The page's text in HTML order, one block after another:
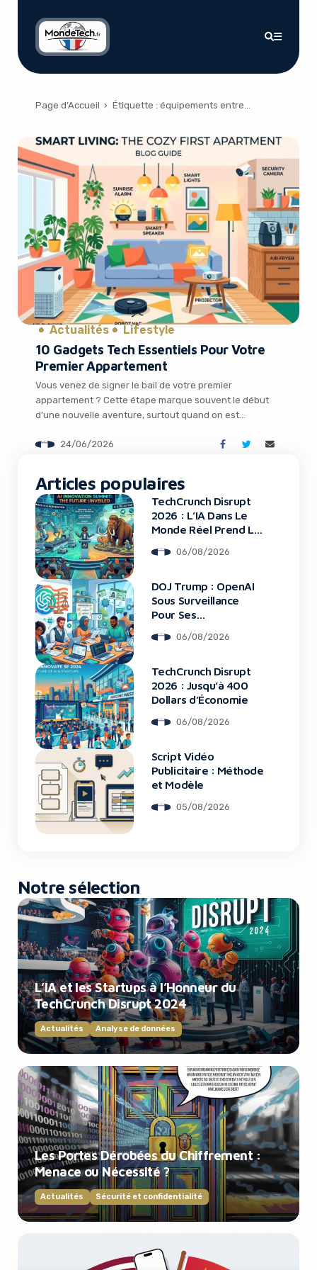
Page d’Accueil › Étiquette : équipements entrepreneursStructuring the French blog article
Actualités Lifestyle
10 Gadgets Tech Essentiels Pour Votre
Premier Appartement
Vous venez de signer le bail de votre premier
appartement ? Cette étape marque souvent le début
d’une nouvelle aventure, surtout quand on est
tech. Fini les colocations où tout était partagé :
24/06/2026
Articles populaires
TechCrunch Disrupt
2026 : L’IA Dans Le
Monde Réel Prend La
06/08/2026
DOJ Trump : OpenAI
Sous Surveillance
Pour Ses
06/08/2026
TechCrunch Disrupt
2026 : Jusqu’à 400
Dollars d’Économie
06/08/2026
Script Vidéo
Publicitaire : Méthode
et Modèle
05/08/2026
Notre sélection
L’IA et les Startups à l’Honneur du
TechCrunch Disrupt 2024
Actualités Analyse de données
Les Portes Dérobées du Chiffrement :
Menace ou Nécessité ?
Actualités Sécurité et confidentialité
using an ad-blocker!
Yes, I will turn off Ad-Blocker
No Thanks